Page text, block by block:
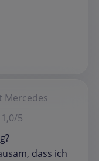
Mercedes
1,0/5
dass ich